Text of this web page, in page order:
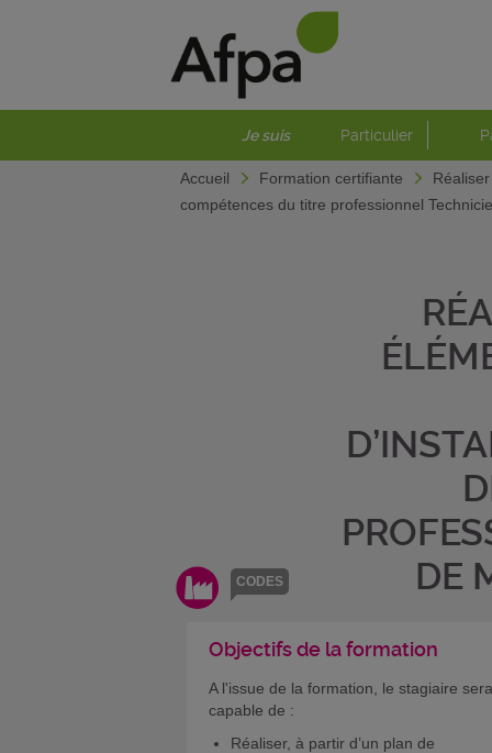
Je suis Particulier
Accueil Formation certifiante
compétences du titre professionnel
CODES
DE
Objectifs de la formation
A l'issue de la formation, le stagiaire sera
capable de :
Réaliser, à partir d’un plan de